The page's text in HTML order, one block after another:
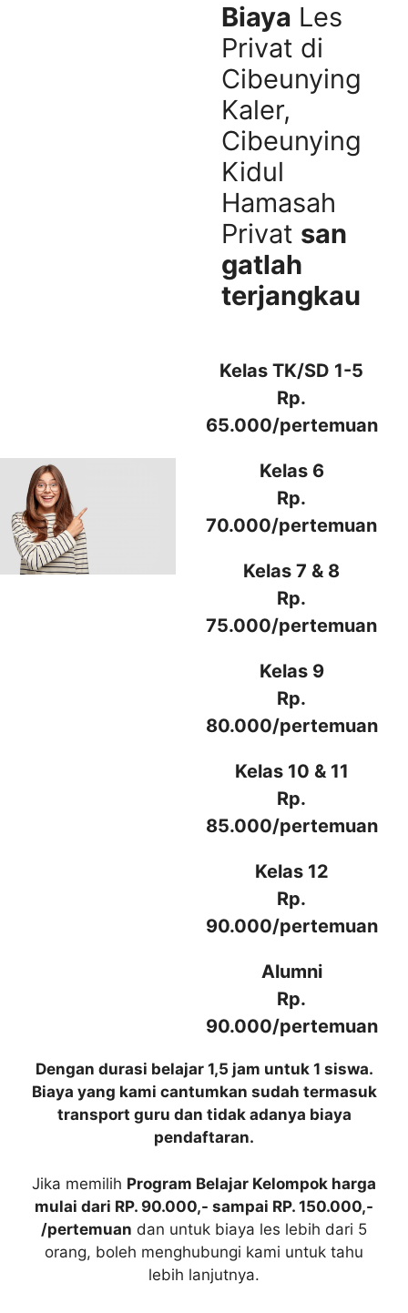
Biaya Les
Privat di
Cibeunying
Kaler,
Cibeunying
Kidul
Hamasah
Privat san
gatlah
terjangkau
Kelas TK/SD 1-5
Rp.
65.000/pertemuan
Kelas 6
Rp.
70.000/pertemuan
Kelas 7 & 8
Rp.
75.000/pertemuan
Kelas 9
Rp.
80.000/pertemuan
Kelas 10 & 11
Rp.
85.000/pertemuan
Kelas 12
Rp.
90.000/pertemuan
Alumni
Rp.
90.000/pertemuan
Dengan durasi belajar 1,5 jam untuk 1 siswa.
Biaya yang kami cantumkan sudah termasuk
transport guru dan tidak adanya biaya
pendaftaran.
Jika memilih Program Belajar Kelompok harga
mulai dari RP. 90.000,- sampai RP. 150.000,-
/pertemuan dan untuk biaya les lebih dari 5
orang, boleh menghubungi kami untuk tahu
lebih lanjutnya.